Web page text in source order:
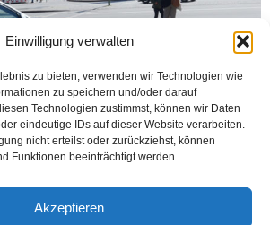
Einwilligung verwalten
zu bieten, verwenden wir Technologien wie
zu speichern und/oder darauf
Technologien zustimmst, können wir Daten
eindeutige IDs auf dieser Website verarbeiten.
nicht erteilst oder zurückziehst, können
Funktionen beeinträchtigt werden.
Akzeptieren
2020 Cumartesi, Bielefeld korona (Kovid 19) virüsü
İlk pozitifli 7 Mart 2020 tarihinde, yine...